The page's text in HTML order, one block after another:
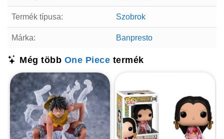
Termék típusa: Szobrok
Márka: Banpresto
Még több One Piece termék